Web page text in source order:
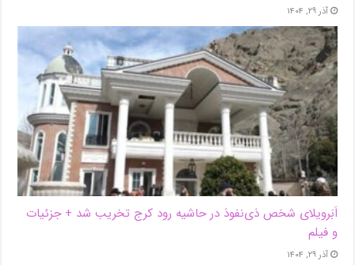
آذر ۲۹, ۱۴۰۴
اَبَر‌ویلای شخص ذی‌نفوذ در حاشیه‌ رود کرج تخریب شد + جزئیات
و فیلم
آذر ۲۹, ۱۴۰۴